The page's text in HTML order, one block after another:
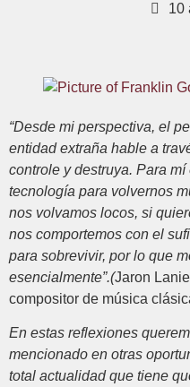
10
“Desde mi perspectiva, el
entidad extraña hable a
controle y destruya. Para
tecnología para volvernos
nos volvamos locos, si
nos comportemos con el
para sobrevivir, por lo que
esencialmente”.(Jaron
compositor de música
En estas reflexiones
mencionado en otras
total actualidad que tiene